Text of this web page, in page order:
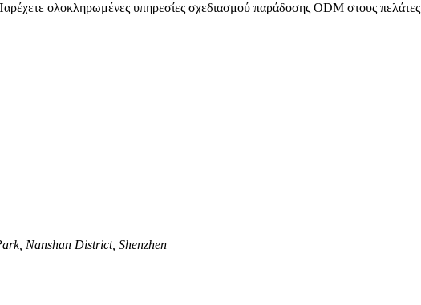
ολοκληρωμένες υπηρεσίες σχεδιασμού παράδοσης ODM στους πελάτες
Nanshan District, Shenzhen